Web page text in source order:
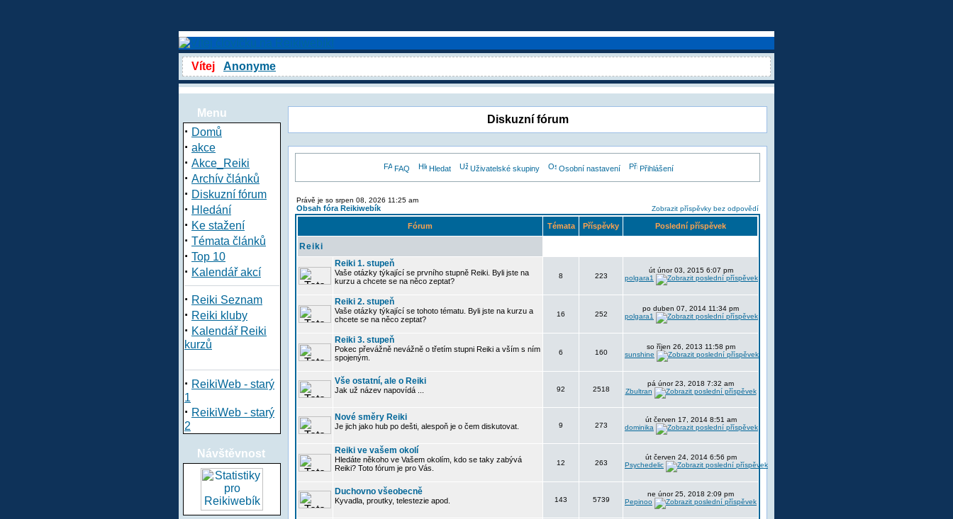
Vítej Anonyme
Menu
· Domů
· akce
· Akce_Reiki
· Archív článků
· Diskuzní fórum
· Hledání
· Ke stažení
· Témata článků
· Top 10
· Kalendář akcí
· Reiki Seznam
· Reiki kluby
· Kalendář Reiki
kurzů
· ReikiWeb - starý
1
· ReikiWeb - starý
2
Návštěvnost
Diskuzní fórum
FAQ Hledat Uživatelské skupiny Osobní nastavení Přihlášení
Právě je so srpen 08, 2026 11:25 am
Obsah fóra Reikiwebík Zobrazit příspěvky bez odpovědí
Fórum Témata Příspěvky Poslední příspěvek
Reiki
Reiki 1. stupeň
Vaše otázky týkající se prvního stupně Reiki. Byli jste na
kurzu a chcete se na něco zeptat?
8 223
út únor 03, 2015 6:07 pm
polgara1
Reiki 2. stupeň
Vaše otázky týkající se tohoto tématu. Byli jste na kurzu a
chcete se na něco zeptat?
16 252
po duben 07, 2014 11:34 pm
polgara1
Reiki 3. stupeň
Pokec převážně nevážně o třetím stupni Reiki a vším s ním
spojeným.
6 160
so říjen 26, 2013 11:58 pm
sunshine
Vše ostatní, ale o Reiki
Jak už název napovídá ... 92 2518
pá únor 23, 2018 7:32 am
Zbultran
Nové směry Reiki
Je jich jako hub po dešti, alespoň je o čem diskutovat. 9 273
út červen 17, 2014 8:51 am
dominika
Reiki ve vašem okolí
Hledáte někoho ve Vašem okolím, kdo se taky zabývá
Reiki? Toto fórum je pro Vás.
12 263
út červen 24, 2014 6:56 pm
Psychedelic
Duchovno všeobecně
Kyvadla, proutky, telestezie apod. 143 5739
ne únor 25, 2018 2:09 pm
Pepinoo